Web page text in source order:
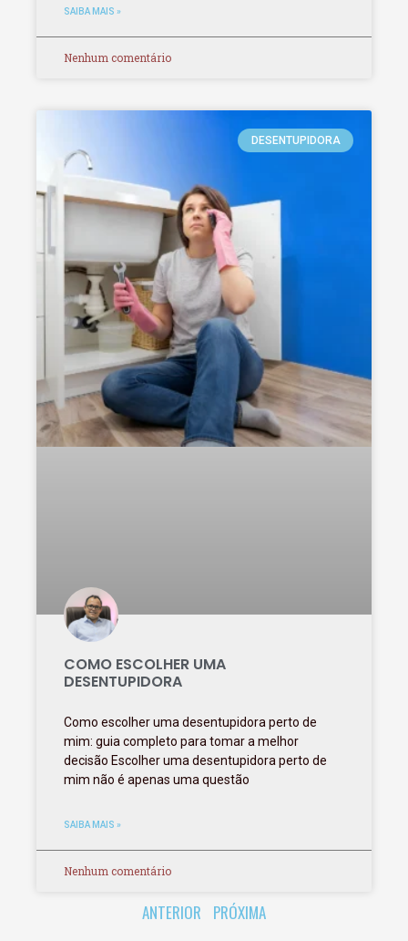
SAIBA MAIS »
Nenhum comentário
DESENTUPIDORA
COMO ESCOLHER UMA
DESENTUPIDORA
Como escolher uma desentupidora perto de
mim: guia completo para tomar a melhor
decisão Escolher uma desentupidora perto de
mim não é apenas uma questão
SAIBA MAIS »
Nenhum comentário
ANTERIOR PRÓXIMA